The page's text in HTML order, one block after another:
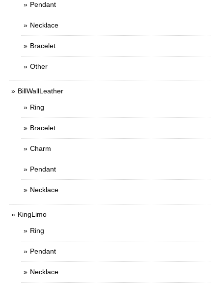
Pendant
Necklace
Bracelet
Other
BillWallLeather
Ring
Bracelet
Charm
Pendant
Necklace
KingLimo
Ring
Pendant
Necklace